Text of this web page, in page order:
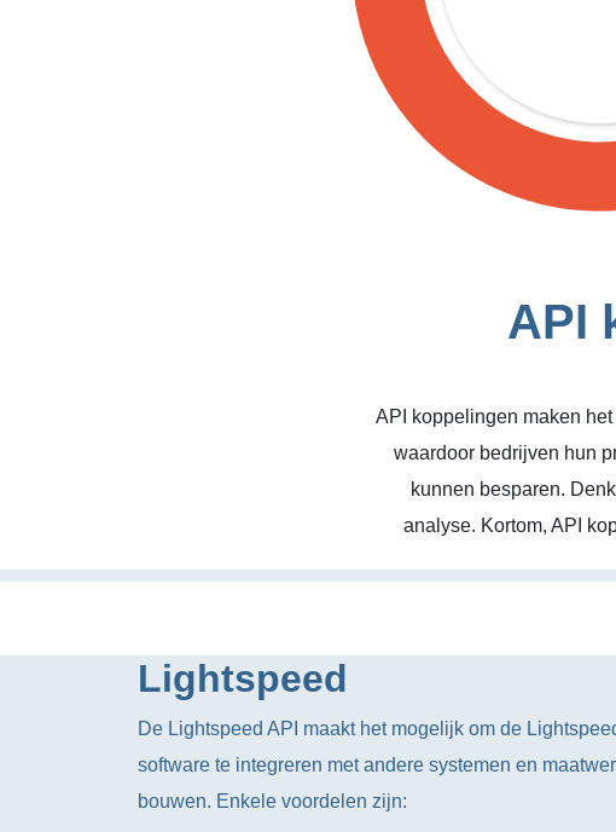
API
API koppelingen maken
waardoor bedrijven hun
kunnen besparen.
analyse. Kortom, API
Lightspeed
De Lightspeed API maakt het mogelijk om de
software te integreren met andere systemen en
bouwen. Enkele voordelen zijn: